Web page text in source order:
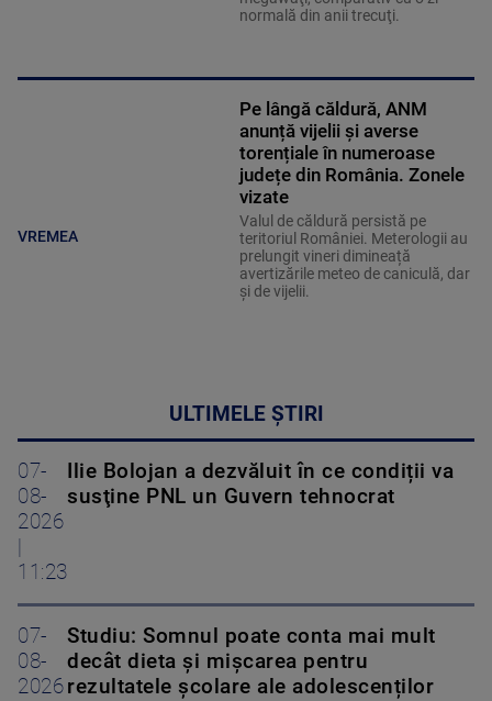
normală din anii trecuţi.
VREMEA
Pe lângă căldură, ANM
anunță vijelii și averse
torențiale în numeroase
județe din România. Zonele
vizate
Valul de căldură persistă pe
teritoriul României. Meterologii au
prelungit vineri dimineață
avertizările meteo de caniculă, dar
și de vijelii.
ULTIMELE ȘTIRI
07-
08-
2026
11:23
Ilie Bolojan a dezvăluit în ce condiții va
susţine PNL un Guvern tehnocrat
07-
08-
2026
Studiu: Somnul poate conta mai mult
decât dieta și mișcarea pentru
rezultatele școlare ale adolescenților